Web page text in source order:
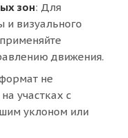
зон: Для
визуального
движения.
не
участках с
уклоном или